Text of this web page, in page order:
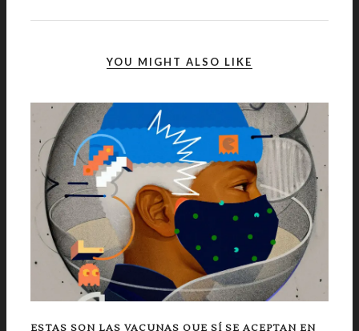
YOU MIGHT ALSO LIKE
ESTAS SON LAS VACUNAS QUE SÍ SE ACEPTAN EN